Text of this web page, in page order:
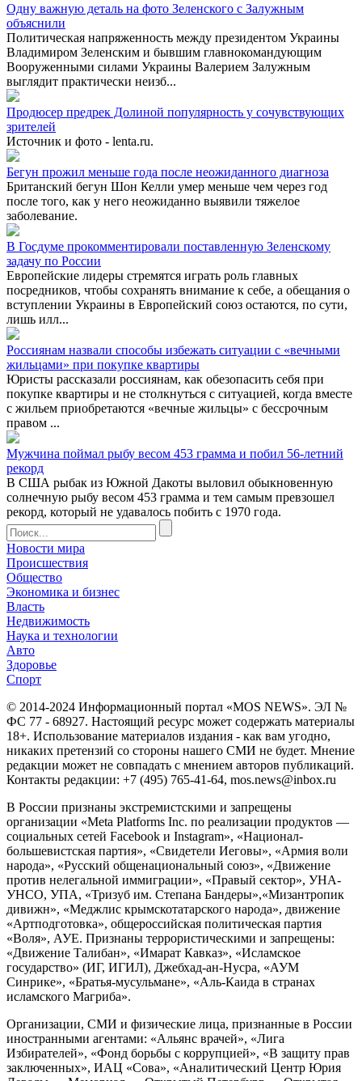
Одну важную деталь на фото Зеленского с Залужным
объяснили
Политическая напряженность между президентом Украины
Владимиром Зеленским и бывшим главнокомандующим
Вооруженными силами Украины Валерием Залужным
выглядит практически неизб...
Продюсер предрек Долиной популярность у сочувствующих
зрителей
Источник и фото - lenta.ru.
Бегун прожил меньше года после неожиданного диагноза
Британский бегун Шон Келли умер меньше чем через год
после того, как у него неожиданно выявили тяжелое
заболевание.
В Госдуме прокомментировали поставленную Зеленскому
задачу по России
Европейские лидеры стремятся играть роль главных
посредников, чтобы сохранять внимание к себе, а обещания о
вступлении Украины в Европейский союз остаются, по сути,
лишь илл...
Россиянам назвали способы избежать ситуации с «вечными
жильцами» при покупке квартиры
Юристы рассказали россиянам, как обезопасить себя при
покупке квартиры и не столкнуться с ситуацией, когда вместе
с жильем приобретаются «вечные жильцы» с бессрочным
правом ...
Мужчина поймал рыбу весом 453 грамма и побил 56-летний
рекорд
В США рыбак из Южной Дакоты выловил обыкновенную
солнечную рыбу весом 453 грамма и тем самым превзошел
рекорд, который не удавалось побить с 1970 года.
Новости мира
Происшествия
Общество
Экономика и бизнес
Власть
Недвижимость
Наука и технологии
Авто
Здоровье
Спорт
© 2014-2024 Информационный портал «MOS NEWS». ЭЛ №
ФС 77 - 68927. Настоящий ресурс может содержать материалы
18+. Использование материалов издания - как вам угодно,
никаких претензий со стороны нашего СМИ не будет. Мнение
редакции может не совпадать с мнением авторов публикаций.
Контакты редакции: +7 (495) 765-41-64, mos.news@inbox.ru
В России признаны экстремистскими и запрещены
организации «Meta Platforms Inc. по реализации продуктов —
социальных сетей Facebook и Instagram», «Национал-
большевистская партия», «Свидетели Иеговы», «Армия воли
народа», «Русский общенациональный союз», «Движение
против нелегальной иммиграции», «Правый сектор», УНА-
УНСО, УПА, «Тризуб им. Степана Бандеры»,«Мизантропик
дивижн», «Меджлис крымскотатарского народа», движение
«Артподготовка», общероссийская политическая партия
«Воля», АУЕ. Признаны террористическими и запрещены:
«Движение Талибан», «Имарат Кавказ», «Исламское
государство» (ИГ, ИГИЛ), Джебхад-ан-Нусра, «АУМ
Синрике», «Братья-мусульмане», «Аль-Каида в странах
исламского Магриба».
Организации, СМИ и физические лица, признанные в России
иностранными агентами: «Альянс врачей», «Лига
Избирателей», «Фонд борьбы с коррупцией», «В защиту прав
заключенных», ИАЦ «Сова», «Аналитический Центр Юрия